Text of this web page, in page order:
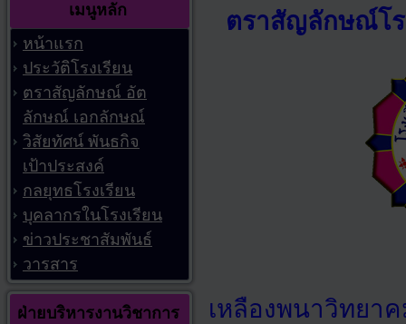
เมนูหลัก
หน้าแรก
ประวัติโรงเรียน
ตราสัญลักษณ์ อัต
ลักษณ์ เอกลักษณ์
วิสัยทัศน์ พันธกิจ
เป้าประสงค์
กลยุทธโรงเรียน
บุคลากรในโรงเรียน
ข่าวประชาสัมพันธ์
วารสาร
ฝ่ายบริหารงานวิชาการ
ตราสัญลักษณ์โร
เหลืองพนาวิทยา